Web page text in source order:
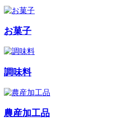
お菓子
調味料
農産加工品